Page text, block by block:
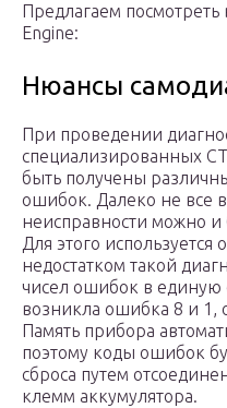
Предлагаем
Engine:
Нюансы
При проведении
специализированных
быть получены
ошибок. Далеко не все
неисправности можно и
Для этого
недостатком такой
чисел ошибок в единую
возникла ошибка 8 и 1,
Память прибора
поэтому коды ошибок
сброса путем
клемм аккумулятора.